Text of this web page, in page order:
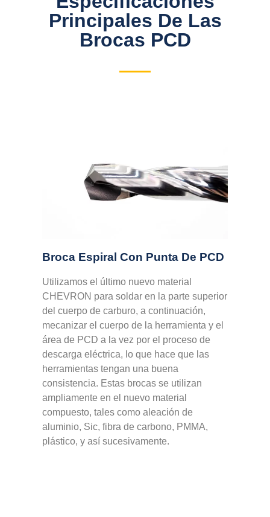
Principales De Las
Brocas PCD
Broca Espiral Con Punta De PCD
Utilizamos el último nuevo material
CHEVRON para soldar en la parte superior
del cuerpo de carburo, a continuación,
mecanizar el cuerpo de la herramienta y el
área de PCD a la vez por el proceso de
descarga eléctrica, lo que hace que las
herramientas tengan una buena
consistencia. Estas brocas se utilizan
ampliamente en el nuevo material
compuesto, tales como aleación de
aluminio, Sic, fibra de carbono, PMMA,
plástico, y así sucesivamente.